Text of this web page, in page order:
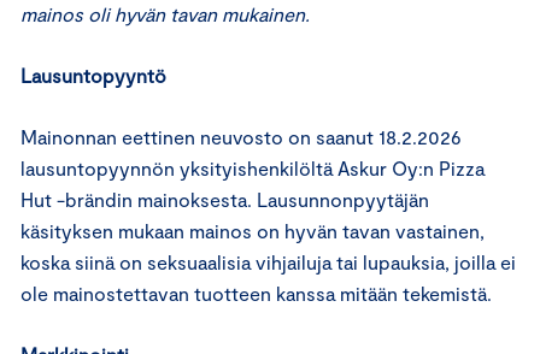
mainos oli hyvän tavan mukainen.
Lausuntopyyntö
Mainonnan eettinen neuvosto on saanut 18.2.2026
lausuntopyynnön yksityishenkilöltä Askur Oy:n Pizza
Hut -brändin mainoksesta. Lausunnonpyytäjän
käsityksen mukaan mainos on hyvän tavan vastainen,
koska siinä on seksuaalisia vihjailuja tai lupauksia, joilla ei
ole mainostettavan tuotteen kanssa mitään tekemistä.